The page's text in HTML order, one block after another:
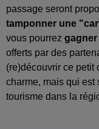
passage seront
tamponner une
vous pourrez
offerts par des
(re)découvrir ce petit
charme, mais qui est
tourisme dans la